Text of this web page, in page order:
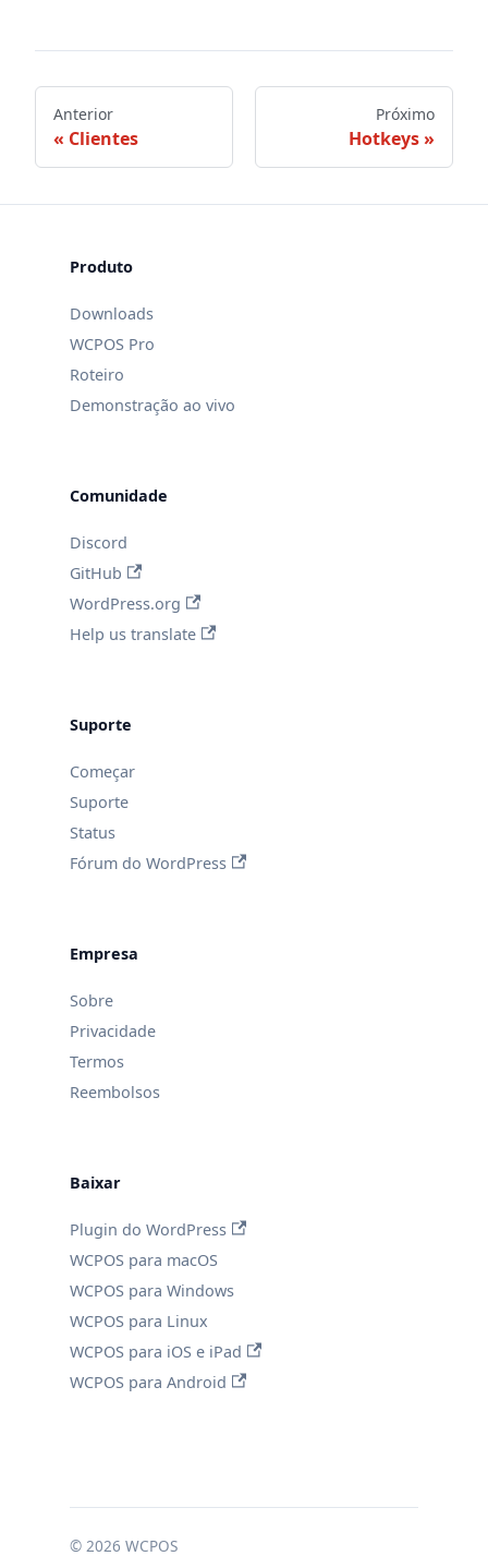
Anterior
Clientes
Próximo
Hotkeys
Produto
Downloads
WCPOS Pro
Roteiro
Demonstração ao vivo
Comunidade
Discord
GitHub
WordPress.org
Help us translate
Suporte
Começar
Suporte
Status
Fórum do WordPress
Empresa
Sobre
Privacidade
Termos
Reembolsos
Baixar
Plugin do WordPress
WCPOS para macOS
WCPOS para Windows
WCPOS para Linux
WCPOS para iOS e iPad
WCPOS para Android
© 2026 WCPOS